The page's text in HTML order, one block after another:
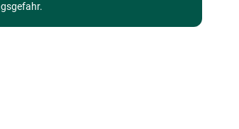
für Erwachsene (500 bis 48000 Teile)